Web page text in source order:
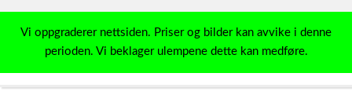
Vi oppgraderer nettsiden. Priser og bilder kan avvike i denne
perioden. Vi beklager ulempene dette kan medføre.